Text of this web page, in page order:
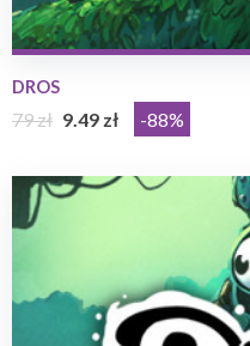
DROS
79 zł 9.49 zł -88%